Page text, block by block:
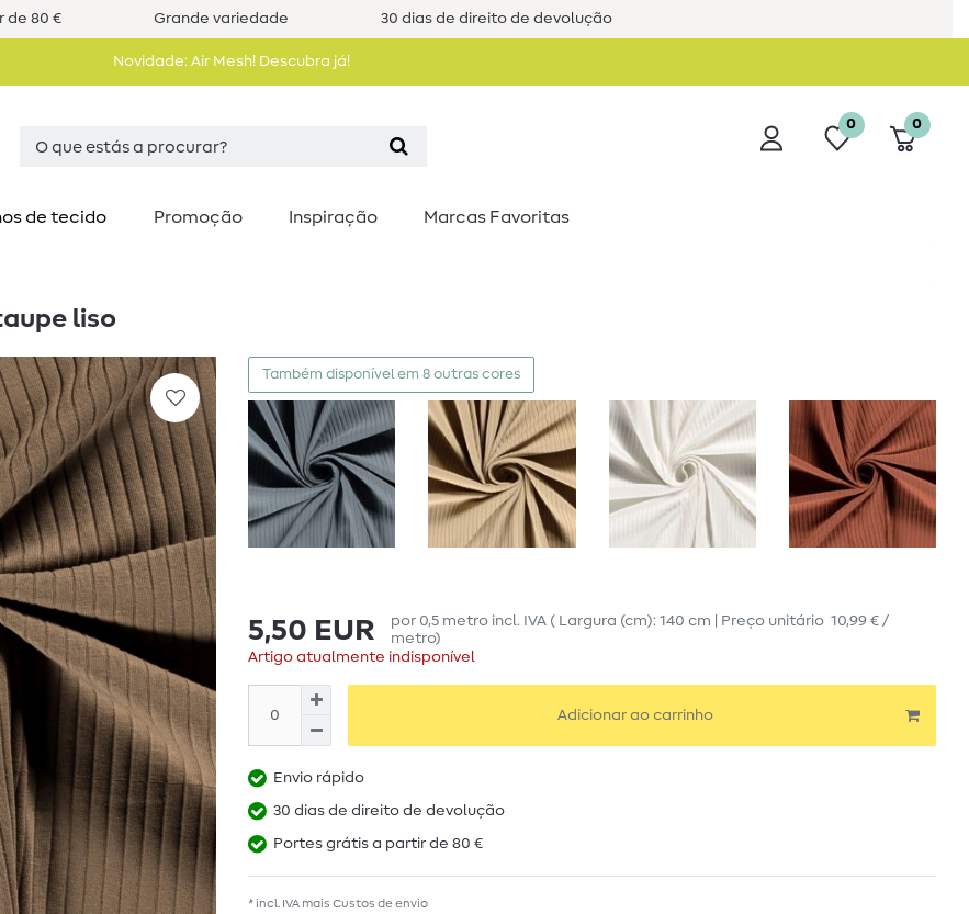
de 80 € Grande variedade 30 dias de direito de devolução
Novidade: Air Mesh! Descubra já!
0 0
de tecido Promoção Inspiração Marcas Favoritas
liso
Também disponível em 8 outras cores
5,50 EUR por 0,5 metro incl. IVA ( Largura (cm): 140 cm | Preço unitário 10,99 € /
metro)
Artigo atualmente indisponível
Adicionar ao carrinho
Envio rápido
30 dias de direito de devolução
Portes grátis a partir de 80 €
* incl. IVA mais Custos de envio